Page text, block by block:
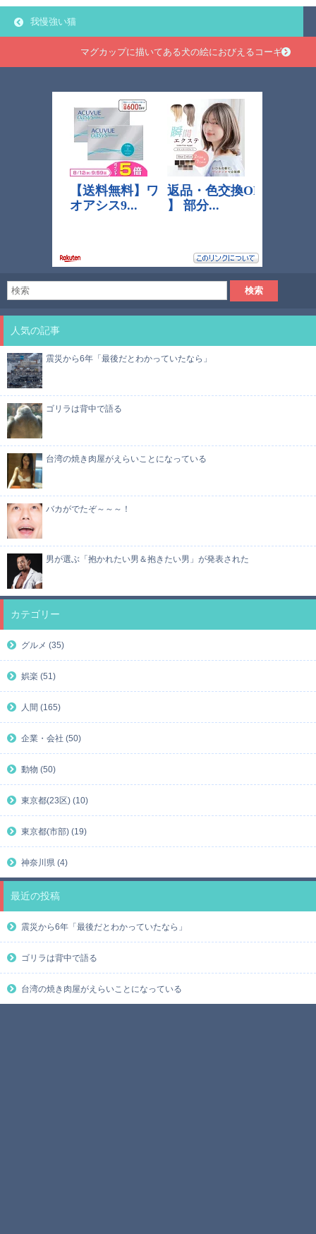
我慢強い猫
マグカップに描いてある犬の絵におびえるコーギー
人気の記事
震災から6年「最後だとわかっていたなら」
ゴリラは背中で語る
台湾の焼き肉屋がえらいことになっている
バカがでたぞ～～～！
男が選ぶ「抱かれたい男＆抱きたい男」が発表された
カテゴリー
グルメ (35)
娯楽 (51)
人間 (165)
企業・会社 (50)
動物 (50)
東京都(23区) (10)
東京都(市部) (19)
神奈川県 (4)
最近の投稿
震災から6年「最後だとわかっていたなら」
ゴリラは背中で語る
台湾の焼き肉屋がえらいことになっている